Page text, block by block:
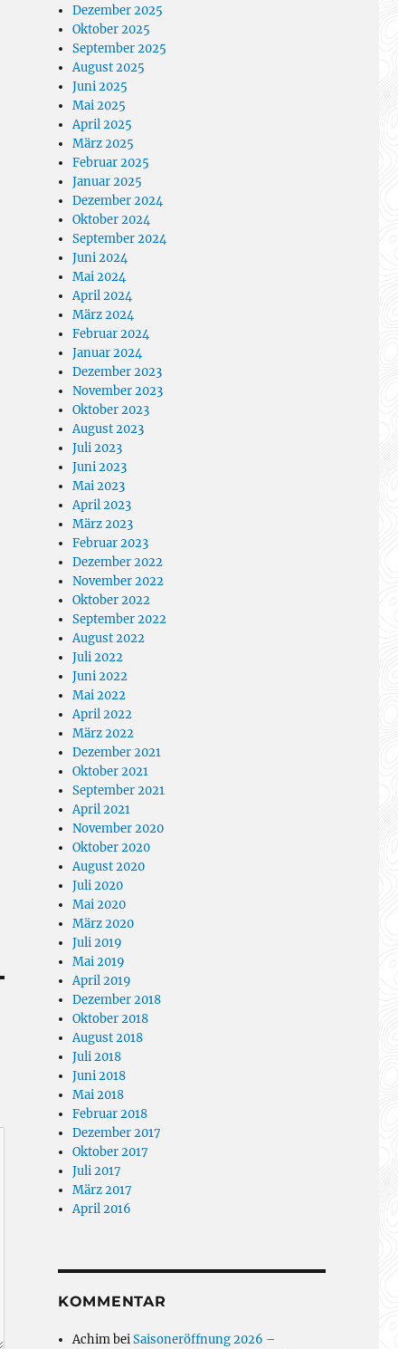
Dezember 2025
Oktober 2025
September 2025
August 2025
Juni 2025
Mai 2025
April 2025
März 2025
Februar 2025
Januar 2025
Dezember 2024
Oktober 2024
September 2024
Juni 2024
Mai 2024
April 2024
März 2024
Februar 2024
Januar 2024
Dezember 2023
November 2023
Oktober 2023
August 2023
Juli 2023
Juni 2023
Mai 2023
April 2023
März 2023
Februar 2023
Dezember 2022
November 2022
Oktober 2022
September 2022
August 2022
Juli 2022
Juni 2022
Mai 2022
April 2022
März 2022
Dezember 2021
Oktober 2021
September 2021
April 2021
November 2020
Oktober 2020
August 2020
Juli 2020
Mai 2020
März 2020
Juli 2019
Mai 2019
April 2019
Dezember 2018
Oktober 2018
August 2018
Juli 2018
Juni 2018
Mai 2018
Februar 2018
Dezember 2017
Oktober 2017
Juli 2017
März 2017
April 2016
KOMMENTAR
AchimbeiSaisoneröffnung 2026 –